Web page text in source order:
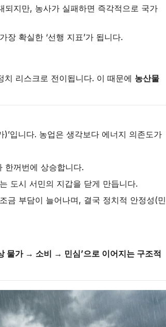
지만, 농사가 실패하면 즉각적으로 국가
확실한 ‘선행 지표’가 됩니다.
리스크로 전이됩니다. 이 때문에 농산물
입니다. 농업은 생각보다 에너지 의존도가
한꺼번에 상승합니다.
도시 서민의 지갑을 닫게 만듭니다.
금 부담이 늘어나며, 결국 정치적 안정성(민
물가 → 소비 → 민심’으로 이어지는 구조적